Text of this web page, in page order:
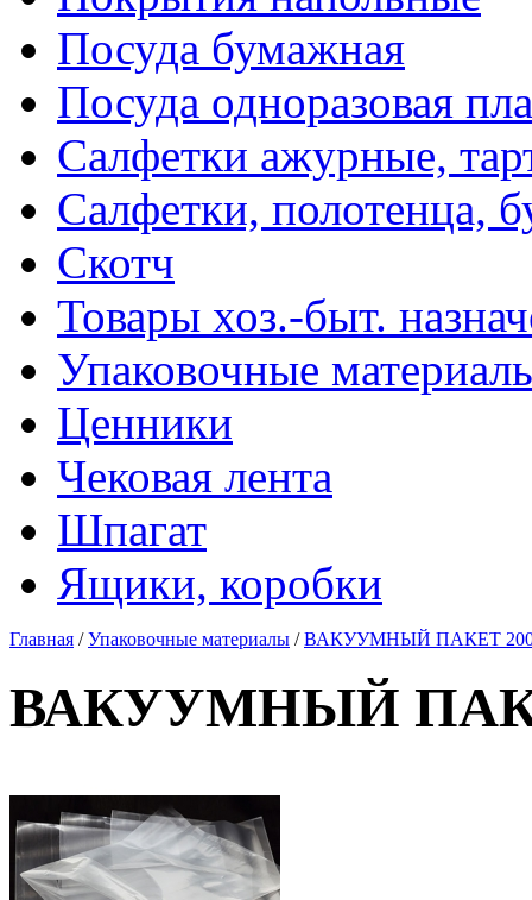
Посуда бумажная
Посуда одноразовая
Салфетки ажурные,
Салфетки, полотенца,
Скотч
Товары хоз.-быт.
Упаковочные
Ценники
Чековая лента
Шпагат
Ящики, коробки
Главная /Упаковочные материалы /ВАКУУМНЫЙ ПАКЕТ
ВАКУУМНЫЙ